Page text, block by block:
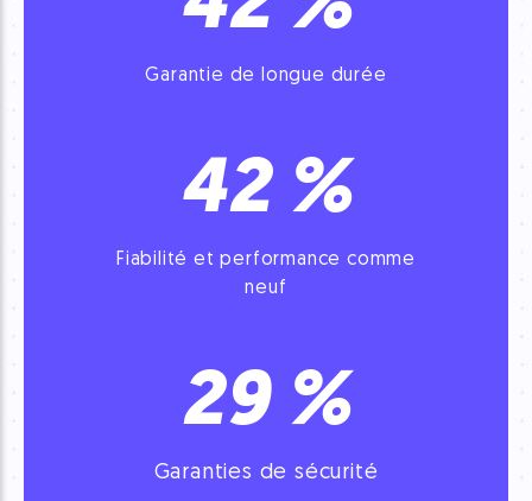
Garantie de longue durée
42 %
Fiabilité et performance comme
neuf
29 %
Garanties de sécurité